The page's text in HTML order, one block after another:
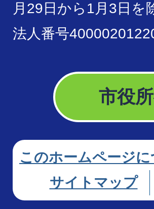
月29日から1月3日を
法人番号
市役
このホームページに
サイトマップ